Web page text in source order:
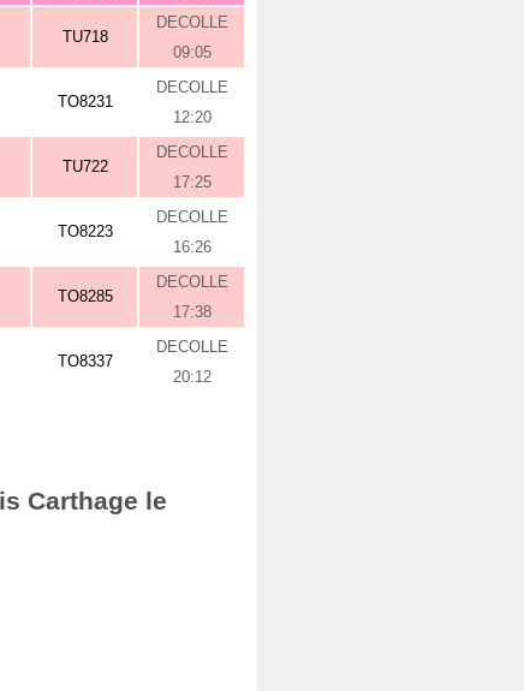
TU718
DECOLLE
09:05
TO8231
DECOLLE
12:20
TU722
DECOLLE
17:25
TO8223
DECOLLE
16:26
TO8285
DECOLLE
17:38
TO8337
DECOLLE
20:12
Carthage le